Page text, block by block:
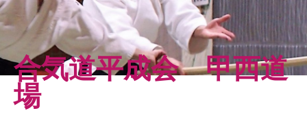
コ
ン
ン
ツ 合気道平成会 甲西道
場